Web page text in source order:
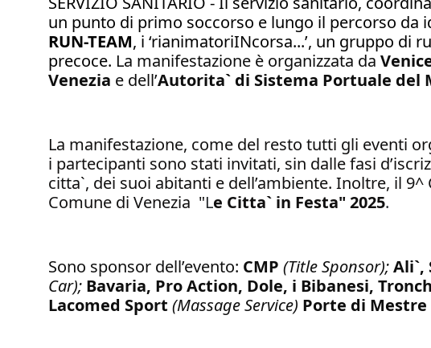
un punto di primo soccorso e lungo il percorso da
RUN-TEAM, i ‘rianimatoriINcorsa...’, un gruppo
precoce. La manifestazione è organizzata da
Venezia e dell’Autorita` di Sistema Portuale del
La manifestazione, come del resto tutti gli eventi
i partecipanti sono stati invitati, sin dalle fasi
citta`, dei suoi abitanti e dell’ambiente. Inoltre, il
Comune di Venezia "Le Citta` in Festa" 2025.
Sono sponsor dell’evento: CMP (Title Sponsor);Ali`,
Car); Bavaria, Pro Action, Dole, i Bibanesi,
Lacomed Sport (Massage Service) Porte di Mestre